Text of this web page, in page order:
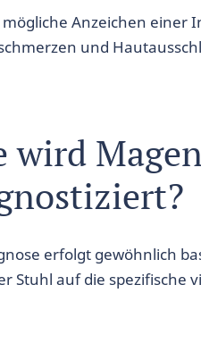
Anzeichen einer
und
wird
erfolgt gewöhnlich
Stuhl auf die spezifische